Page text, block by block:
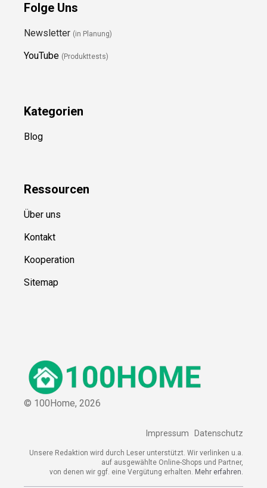
Folge Uns
Newsletter (in Planung)
YouTube (Produkttests)
Kategorien
Blog
Ressourcen
Über uns
Kontakt
Kooperation
Sitemap
© 100Home, 2026
Impressum Datenschutz
Unsere Redaktion wird durch Leser unterstützt. Wir verlinken u.a.
auf ausgewählte Online-Shops und Partner,
von denen wir ggf. eine Vergütung erhalten. Mehr erfahren.